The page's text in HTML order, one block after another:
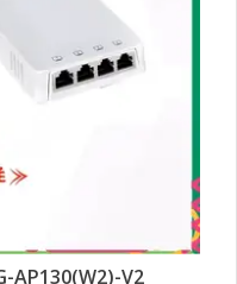
AP130(W2)-V2